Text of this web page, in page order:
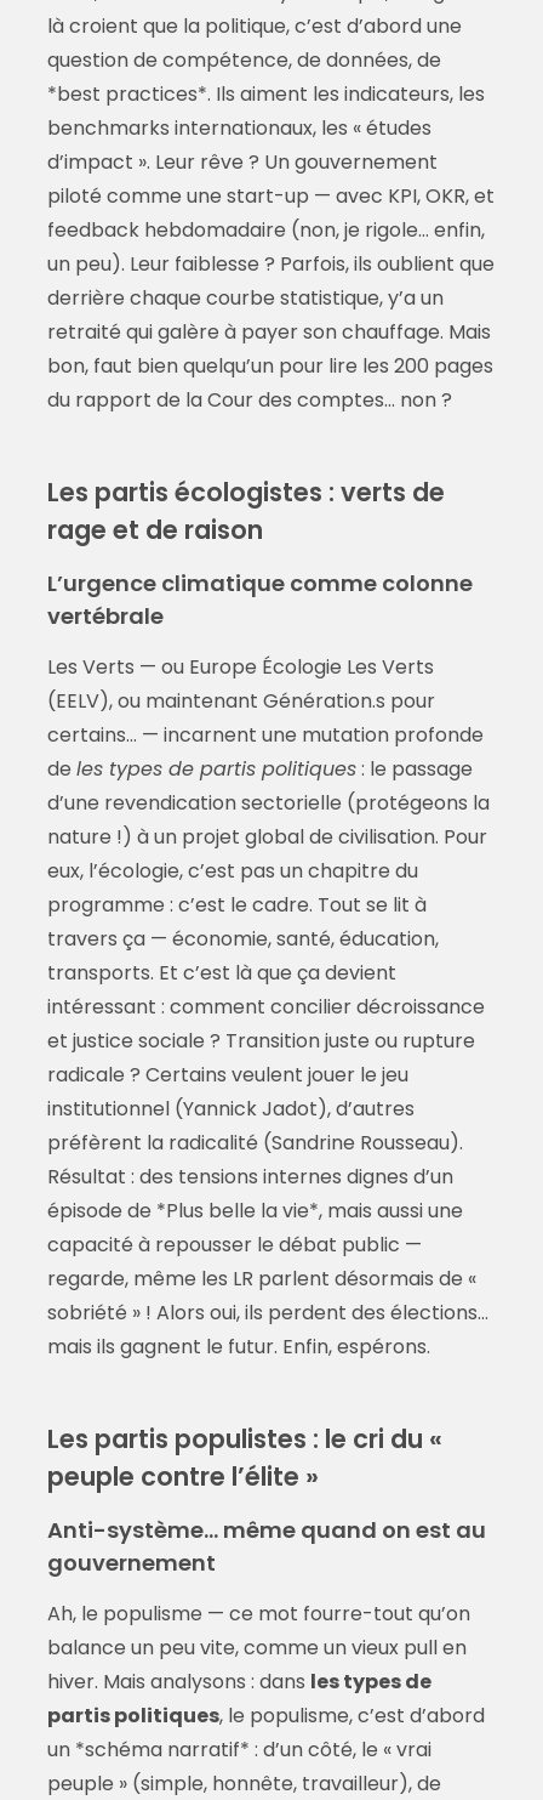
là croient que la politique, c’est d’abord une
question de compétence, de données, de
*best practices*. Ils aiment les indicateurs, les
benchmarks internationaux, les « études
d’impact ». Leur rêve ? Un gouvernement
piloté comme une start-up — avec KPI, OKR, et
feedback hebdomadaire (non, je rigole… enfin,
un peu). Leur faiblesse ? Parfois, ils oublient que
derrière chaque courbe statistique, y’a un
retraité qui galère à payer son chauffage. Mais
bon, faut bien quelqu’un pour lire les 200 pages
du rapport de la Cour des comptes… non ?
Les partis écologistes : verts de
rage et de raison
L’urgence climatique comme colonne
vertébrale
Les Verts — ou Europe Écologie Les Verts
(EELV), ou maintenant Génération.s pour
certains… — incarnent une mutation profonde
de les types de partis politiques: le passage
d’une revendication sectorielle (protégeons la
nature !) à un projet global de civilisation. Pour
eux, l’écologie, c’est pas un chapitre du
programme : c’est le cadre. Tout se lit à
travers ça — économie, santé, éducation,
transports. Et c’est là que ça devient
intéressant : comment concilier décroissance
et justice sociale ? Transition juste ou rupture
radicale ? Certains veulent jouer le jeu
institutionnel (Yannick Jadot), d’autres
préfèrent la radicalité (Sandrine Rousseau).
Résultat : des tensions internes dignes d’un
épisode de *Plus belle la vie*, mais aussi une
capacité à repousser le débat public —
regarde, même les LR parlent désormais de «
sobriété » ! Alors oui, ils perdent des élections…
mais ils gagnent le futur. Enfin, espérons.
Les partis populistes : le cri du «
peuple contre l’élite »
Anti-système… même quand on est au
gouvernement
Ah, le populisme — ce mot fourre-tout qu’on
balance un peu vite, comme un vieux pull en
hiver. Mais analysons : dans les types de
partis politiques, le populisme, c’est d’abord
un *schéma narratif* : d’un côté, le « vrai
peuple » (simple, honnête, travailleur), de